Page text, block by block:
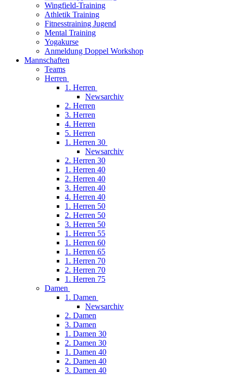
Wingfield-Training
Athletik Training
Fitnesstraining Jugend
Mental Training
Yogakurse
Anmeldung Doppel Workshop
Mannschaften
Teams
Herren
1. Herren
Newsarchiv
2. Herren
3. Herren
4. Herren
5. Herren
1. Herren 30
Newsarchiv
2. Herren 30
1. Herren 40
2. Herren 40
3. Herren 40
4. Herren 40
1. Herren 50
2. Herren 50
3. Herren 50
1. Herren 55
1. Herren 60
1. Herren 65
1. Herren 70
2. Herren 70
1. Herren 75
Damen
1. Damen
Newsarchiv
2. Damen
3. Damen
1. Damen 30
2. Damen 30
1. Damen 40
2. Damen 40
3. Damen 40